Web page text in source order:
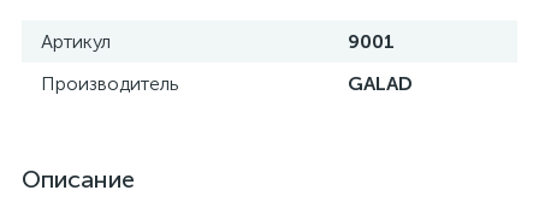
Артикул
9001
Производитель
GALAD
Описание